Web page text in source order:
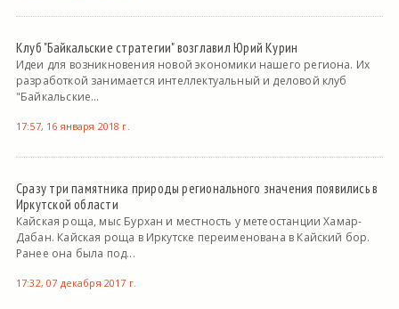
Клуб "Байкальские стратегии" возглавил Юрий Курин
Идеи для возникновения новой экономики нашего региона. Их
разработкой занимается интеллектуальный и деловой клуб
"Байкальские...
17:57, 16 января 2018 г.
Сразу три памятника природы регионального значения появились в
Иркутской области
Кайская роща, мыс Бурхан и местность у метеостанции Хамар-
Дабан. Кайская роща в Иркутске переименована в Кайский бор.
Ранее она была под...
17:32, 07 декабря 2017 г.